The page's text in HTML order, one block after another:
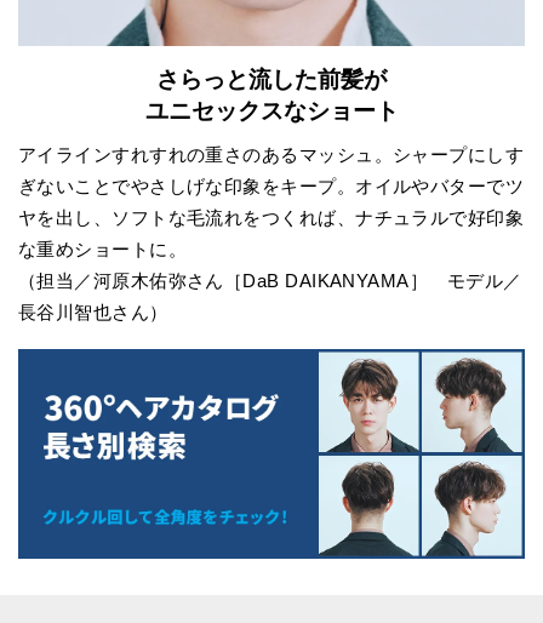
さらっと流した前髪が
ユニセックスなショート
アイラインすれすれの重さのあるマッシュ。シャープにしす
ぎないことでやさしげな印象をキープ。オイルやバターでツ
ヤを出し、ソフトな毛流れをつくれば、ナチュラルで好印象
な重めショートに。
（担当／河原木佑弥さん［DaB DAIKANYAMA］ モデル／
長谷川智也さん）